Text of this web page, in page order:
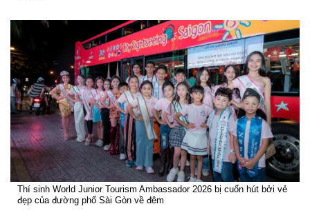
Thí sinh World Junior Tourism Ambassador 2026 bị cuốn hút bởi vẻ
đẹp của đường phố Sài Gòn về đêm